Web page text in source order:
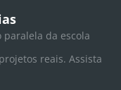
t
u
b
e
paralela da escola
reais. Assista